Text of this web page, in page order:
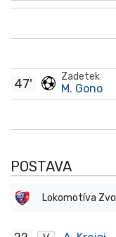
Zadetek
M. Gono
47'
POSTAVA
Lokomotíva